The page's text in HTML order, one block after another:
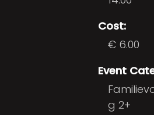
Cost:
€ 6.00
Event
g 2+